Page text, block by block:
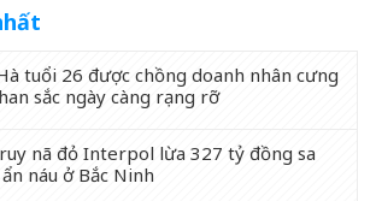
tuổi 26 được chồng doanh nhân cưng
sắc ngày càng rạng rỡ
nã đỏ Interpol lừa 327 tỷ đồng sa
náu ở Bắc Ninh